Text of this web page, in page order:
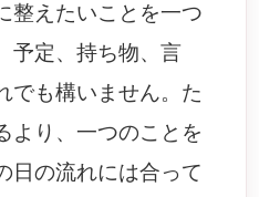
整えたいことを一つ
予定、持ち物、言
でも構いません。た
より、一つのことを
日の流れには合って